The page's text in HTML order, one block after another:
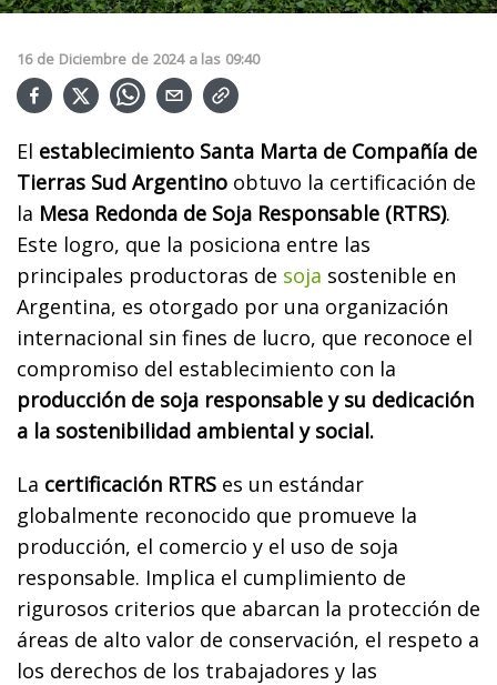
16 de Diciembre de 2024 a las 09:40
El establecimiento Santa Marta de Compañía de
Tierras Sud Argentino obtuvo la certificación de
la Mesa Redonda de Soja Responsable (RTRS).
Este logro, que la posiciona entre las
principales productoras de soja sostenible en
Argentina, es otorgado por una organización
internacional sin fines de lucro, que reconoce el
compromiso del establecimiento con la
producción de soja responsable y su dedicación
a la sostenibilidad ambiental y social.
La certificación RTRS es un estándar
globalmente reconocido que promueve la
producción, el comercio y el uso de soja
responsable. Implica el cumplimiento de
rigurosos criterios que abarcan la protección de
áreas de alto valor de conservación, el respeto a
los derechos de los trabajadores y las